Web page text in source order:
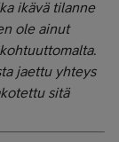
ikävä tilanne
ole ainut
jaettu yhteys
sitä